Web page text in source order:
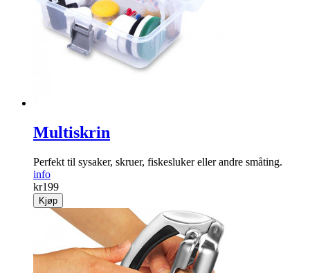
Med disse kjekke bake­foliene slipper du å bruke fett eller
bakepapir.
info